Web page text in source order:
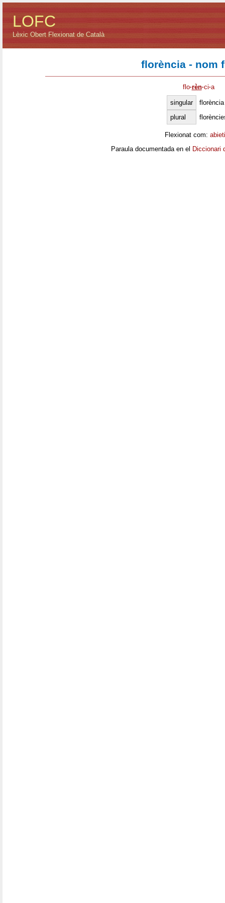
LOFC
Lèxic Obert Flexionat de Català
florència - nom
flo·rèn·ci·a
singular
florència
plural
Flexionat com:
Paraula documentada en el Diccionari